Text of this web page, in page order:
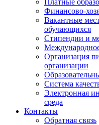
Финансово-
Вакантные
обучающихся
Стипендии и
Организация
организации
Система
Электронная
среда
Контакты
Обратная связь